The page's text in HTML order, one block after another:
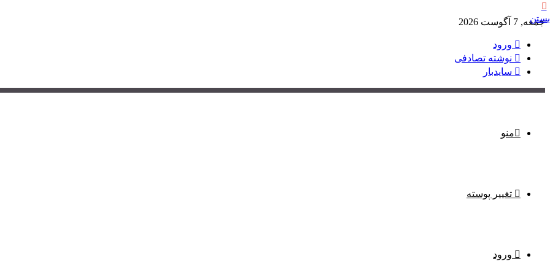
جمعه, 7 آگوست 2026
ورود
نوشته تصادفی
سایدبار
منو
تغییر پوسته
ورود
بستن